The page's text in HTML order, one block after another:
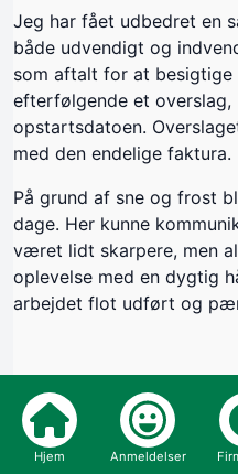
Jeg har fået udbedret en
både udvendigt og
som aftalt for at
efterfølgende et overslag,
opstartsdatoen.
med den endelige faktura.
På grund af sne og frost
dage. Her kunne
været lidt skarpere, men
oplevelse med en dygtig
arbejdet flot udført og
Byggeår:
2026
Opgave:
Hjem Anmeldelser